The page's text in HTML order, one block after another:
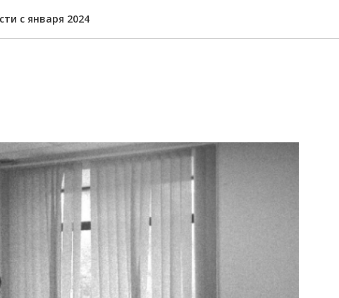
с января 2024